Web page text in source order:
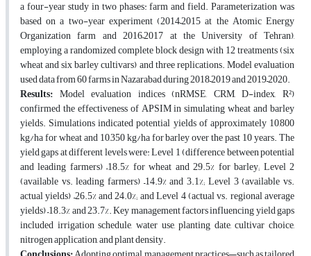
a four-year study in two phases: farm and field. Parameterization was
based on a two-year experiment (2014–2015 at the Atomic Energy
Organization farm and 2016–2017 at the University of Tehran),
employing a randomized complete block design with 12 treatments (six
wheat and six barley cultivars) and three replications. Model evaluation
used data from 60 farms in Nazarabad during 2018–2019 and 2019–2020.
Results: Model evaluation indices (nRMSE, CRM, D-index, R²)
confirmed the effectiveness of APSIM in simulating wheat and barley
yields. Simulations indicated potential yields of approximately 10,800
kg/ha for wheat and 10,350 kg/ha for barley over the past 10 years. The
yield gaps at different levels were: Level 1 (difference between potential
and leading farmers) –18.5% for wheat and 29.5% for barley; Level 2
(available vs. leading farmers) –14.9% and 3.1%; Level 3 (available vs.
actual yields) –26.5% and 24.0%; and Level 4 (actual vs. regional average
yields) –18.3% and 23.7%. Key management factors influencing yield gaps
included irrigation schedule, water use, planting date, cultivar choice,
nitrogen application, and plant density.